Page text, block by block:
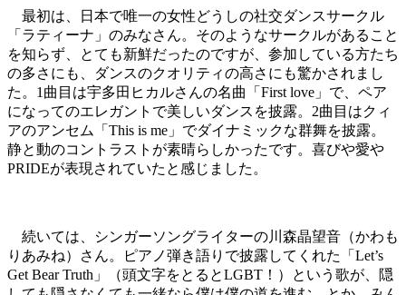
最初は、日本で唯一の女性どうしの社交ダンスサークル
「ラティーナ」のみなさん。そのようなサークルがあること
を知らず、とても新鮮だったのですが、参加している方たち
の多さにも、ダンスのクオリティの高さにも驚かされまし
た。1曲目は宇多田ヒカルさんの名曲「First love」で、ペア
になってのエレガントで美しいダンスを披露。2曲目はクィ
アのアンセム「This is me」でダイナミックな群舞を披露。
静と動のコントラストが素晴らしかったです。喜びや愛や
PRIDEが表現されていたと感じました。
続いては、シンガーソングライターの川森晶望音（かわも
りあみね）さん。ピアノ弾き語りで披露してくれた「Let’s
Get Bear Truth」（頭文字をとるとLGBT！）という歌が、隠